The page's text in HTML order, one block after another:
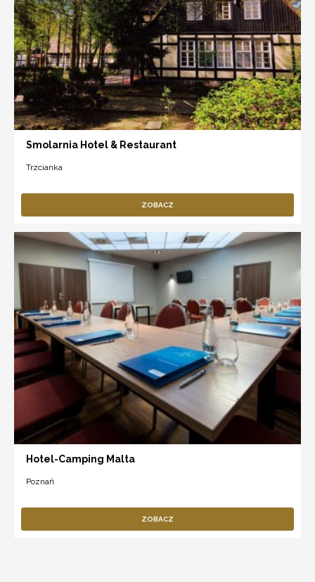
Smolarnia Hotel & Restaurant
Trzcianka
ZOBACZ
Hotel-Camping Malta
Poznań
ZOBACZ